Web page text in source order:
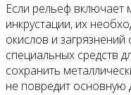
Если рельеф включает
инкрустации, их
окислов и
специальных средств
сохранить
не повредит основную